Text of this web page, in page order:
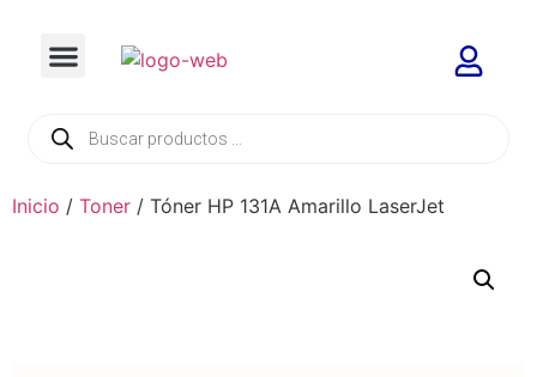
Inicio / Toner / Tóner HP 131A Amarillo LaserJet